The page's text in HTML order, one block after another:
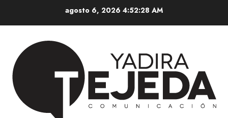
agosto 6, 2026 4:52:29 AM